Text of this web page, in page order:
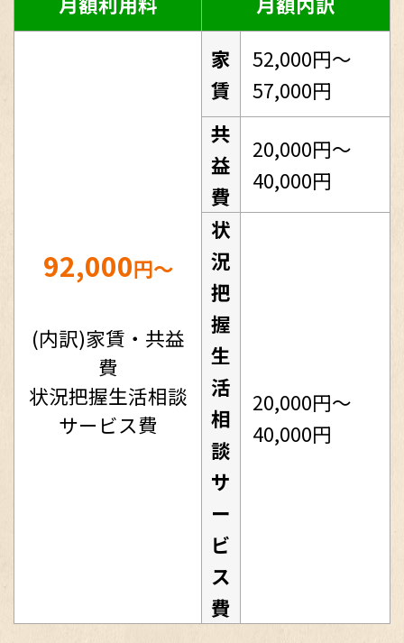
92,000円～
(内訳)家賃・共益
費
状況把握生活相談
サービス費
家
賃
52,000円～
57,000円
共
益
費
20,000円～
40,000円
状
況
把
握
生
活
相
談
サ
ー
ビ
ス
費
20,000円～
40,000円